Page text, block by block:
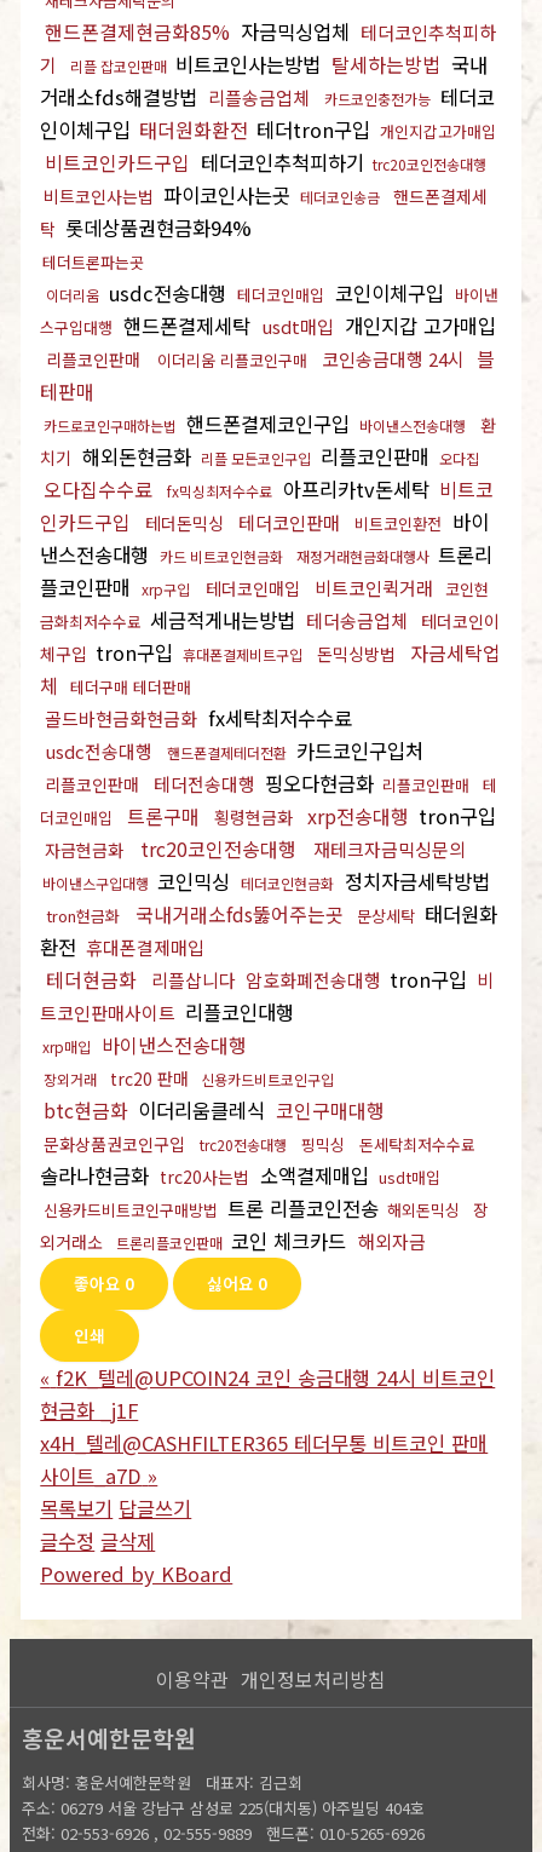
핸드폰결제현금화85% 자금믹싱업체 테더코인추척피하
기
리플 잡코인판매 비트코인사는방법 탈세하는방법 국내
거래소fds해결방법 리플송금업체 카드코인충전가능 테더코
인이체구입 태더원화환전 테더tron구입 개인지갑고가매입
비트코인카드구입 테더코인추척피하기 trc20코인전송대행
비트코인사는법 파이코인사는곳 테더코인송금
핸드폰결제세
탁 롯데상품권현금화94%
테더트론파는곳
이더리움 usdc전송대행 테더코인매입 코인이체구입
바이낸
스구입대행 핸드폰결제세탁 usdt매입 개인지갑 고가매입
리플코인판매 이더리움 리플코인구매 코인송금대행 24시
블
테판매
카드로코인구매하는법 핸드폰결제코인구입 바이낸스전송대행
환
치기 해외돈현금화 리플 모든코인구입 리플코인판매 오다집
오다집수수료 fx믹싱최저수수료 아프리카tv돈세탁 비트코
인카드구입
테더돈믹싱 테더코인판매 비트코인환전 바이
낸스전송대행
카드 비트코인현금화 재정거래현금화대행사 트론리
플코인판매
xrp구입 테더코인매입 비트코인퀵거래 코인현
금화최저수수료 세금적게내는방법 테더송금업체
테더코인이
체구입 tron구입 휴대폰결제비트구입 돈믹싱방법
자금세탁업
체
테더구매 테더판매
골드바현금화현금화 fx세탁최저수수료
usdc전송대행 핸드폰결제테더전환 카드코인구입처
리플코인판매 테더전송대행 핑오다현금화 리플코인판매
테
더코인매입
트론구매 횡령현금화 xrp전송대행 tron구입
자금현금화 trc20코인전송대행 재테크자금믹싱문의
바이낸스구입대행 코인믹싱 테더코인현금화 정치자금세탁방법
tron현금화 국내거래소fds뚫어주는곳 문상세탁 태더원화
환전 휴대폰결제매입
테더현금화 리플삽니다 암호화폐전송대행 tron구입 비
트코인판매사이트 리플코인대행
xrp매입 바이낸스전송대행
장외거래 trc20 판매 신용카드비트코인구입
btc현금화 이더리움클레식 코인구매대행
문화상품권코인구입 trc20전송대행 핑믹싱 돈세탁최저수수료
솔라나현금화 trc20사는법 소액결제매입 usdt매입
신용카드비트코인구매방법 트론 리플코인전송 해외돈믹싱
장
외거래소
트론리플코인판매 코인 체크카드 해외자금
좋아요 0 싫어요 0
인쇄
« f2K_텔레@UPCOIN24 코인 송금대행 24시 비트코인
현금화 _j1F
x4H_텔레@CASHFILTER365 테더무통 비트코인 판매
사이트_a7D »
목록보기 답글쓰기
글수정 글삭제
Powered by KBoard
이용약관 개인정보처리방침
홍운서예한문학원
회사명: 홍운서예한문학원 대표자: 김근회
주소: 06279 서울 강남구 삼성로 225(대치동) 아주빌딩 404호
전화: 02-553-6926 , 02-555-9889 핸드폰: 010-5265-6926